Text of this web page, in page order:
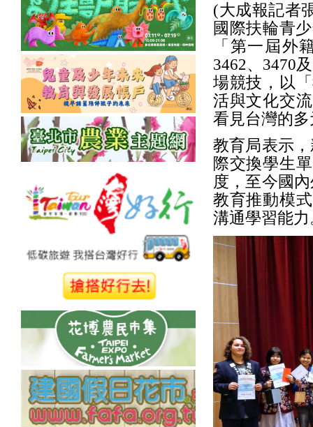
(大成報記者
國際扶輪青
「第一屆外
3462、3470
場競技，以
活與文化交
看見台灣的
教育局表示
際交換學生
度，至今國
教育推動模
溝通學習能力